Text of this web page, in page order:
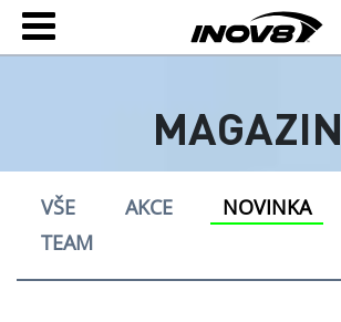
MAGAZIN
VŠE AKCE NOVINKA
TEAM